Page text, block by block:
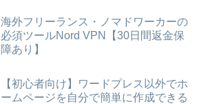
海外フリーランス・ノマドワーカーの
必須ツールNord VPN【30日間返金保
障あり】
【初心者向け】ワードプレス以外でホ
ームページを自分で簡単に作成できる